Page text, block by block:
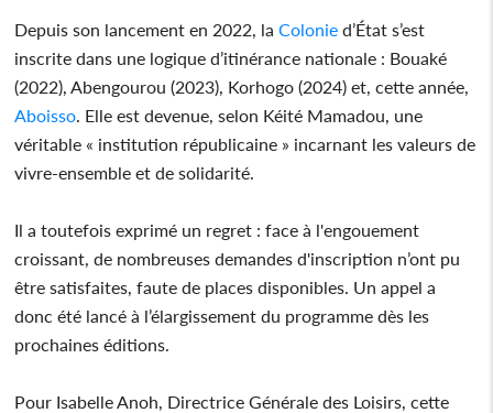
Depuis son lancement en 2022, laColonie d’État s’est
inscrite dans une logique d’itinérance nationale : Bouaké
(2022), Abengourou (2023), Korhogo (2024) et, cette année,
Aboisso . Elle est devenue, selon Kéité Mamadou, une
véritable « institution républicaine » incarnant les valeurs de
vivre-ensemble et de solidarité.
Il a toutefois exprimé un regret : face à l'engouement
croissant, de nombreuses demandes d'inscription n’ont pu
être satisfaites, faute de places disponibles. Un appel a
donc été lancé à l’élargissement du programme dès les
prochaines éditions.
Pour Isabelle Anoh, Directrice Générale des Loisirs, cette